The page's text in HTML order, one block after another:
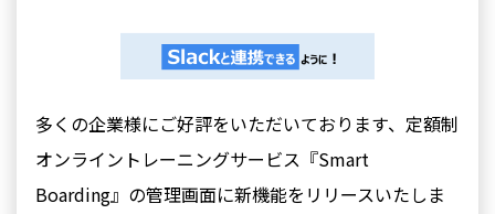
多くの企業様にご好評をいただいております、定額制
オンライントレーニングサービス『Smart
Boarding』の管理画面に新機能をリリースいたしま